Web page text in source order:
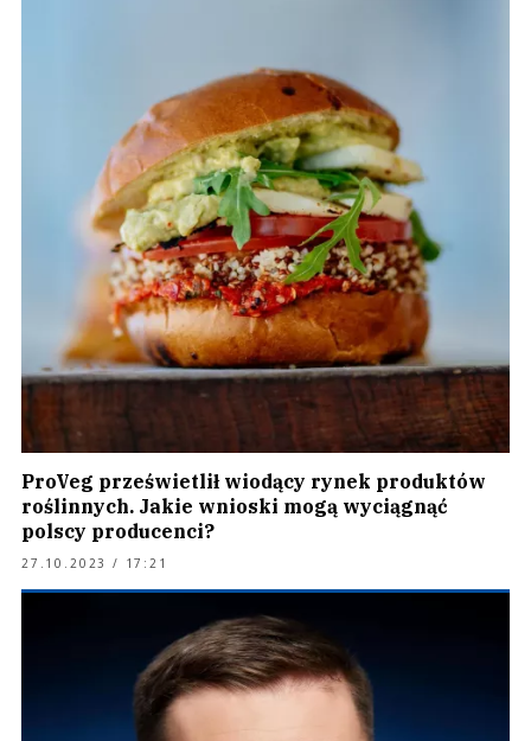
ProVeg prześwietlił wiodący rynek produktów
roślinnych. Jakie wnioski mogą wyciągnąć
polscy producenci?
27.10.2023 / 17:21